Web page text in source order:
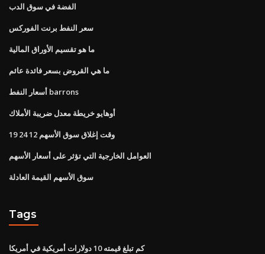
الفضة في سوق الدب
سعر النفط برنت الفوركس
ما هو تقسيم الأوراق المالية
ما هي القروض بسعر فائدة عائم
أسعار النفط barrons
أوهايو خريطة معدل ضريبة الأملاك
وقت إغلاق سوق الأسهم 12 24 19
العوامل الخارجية التي تؤثر على أسعار الأسهم
سوق الأسهم القيمة العادلة
Tags
كم تبلغ قيمته 10 دولارات أمريكية في أمريكا